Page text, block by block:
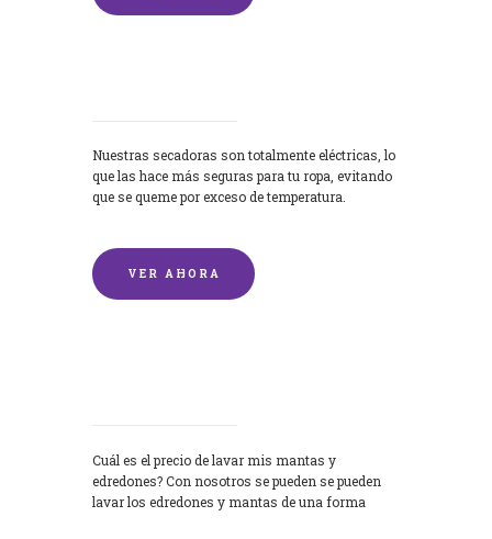
Nuestras secadoras son totalmente eléctricas, lo
que las hace más seguras para tu ropa, evitando
que se queme por exceso de temperatura.
VER AHORA
Cuál es el precio de lavar mis mantas y
edredones? Con nosotros se pueden se pueden
lavar los edredones y mantas de una forma